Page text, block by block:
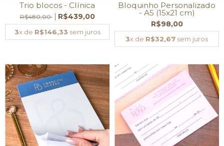
Trio blocos - Clínica
R$480,00 R$439,00
3x de R$146,33 sem juros
Bloquinho Personalizado
- A5 (15x21 cm)
R$98,00
3x de R$32,67 sem juros